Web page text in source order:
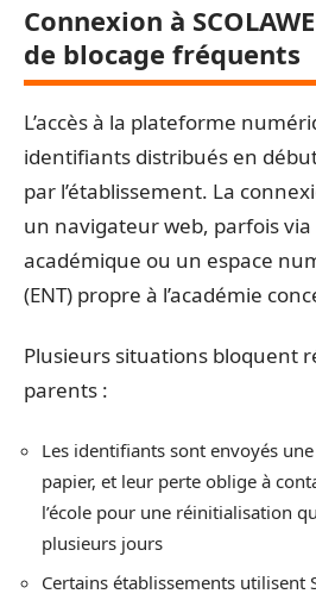
Connexion à
de blocage fréquents
L’accès à la plateforme
identifiants distribués en
par l’établissement. La
un navigateur web, parfois
académique ou un espace
(ENT) propre à l’académie
Plusieurs situations bloquent
parents :
Les identifiants sont envoyés
papier, et leur perte oblige à
l’école pour une réinitialisation
plusieurs jours
Certains établissements utilisent